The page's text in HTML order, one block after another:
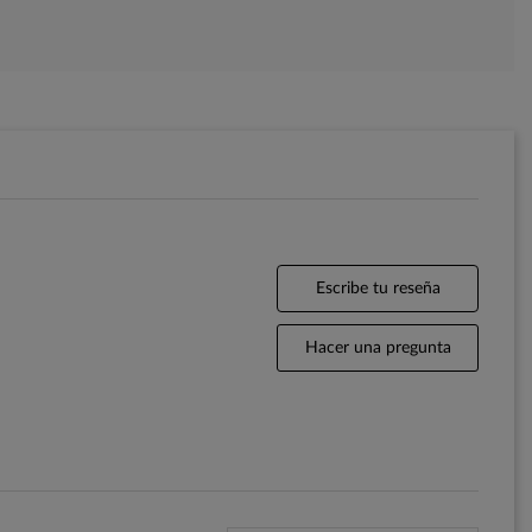
Escribe tu reseña
Hacer una pregunta